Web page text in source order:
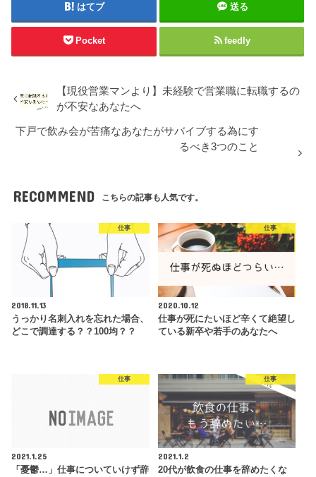
はてブ 送る
Pocket feedly
【現役営業マンより】未経験で営業職に転職するの
が不安なあなたへ
下戸で飲み会が苦痛なあなたがサバイブする為にす
るべき3つのこと
RECOMMEND こちらの記事も人気です。
仕事
2018.11.13
うっかり名刺入れを忘れた場合、
どこで調達する？？100均？？
仕事
2020.10.12
仕事が死にたいほど辛くて絶望し
ている新卒や若手のあなたへ
仕事
2021.1.25
「憂鬱…」仕事についていけず辞
仕事
2021.1.2
20代が飲食の仕事を辞めたくな